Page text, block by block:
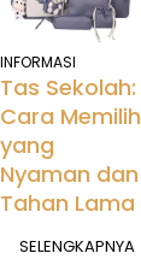
INFORMASI
Tas Sekolah:
Cara Memilih
yang
Nyaman dan
Tahan Lama
SELENGKAPNYA